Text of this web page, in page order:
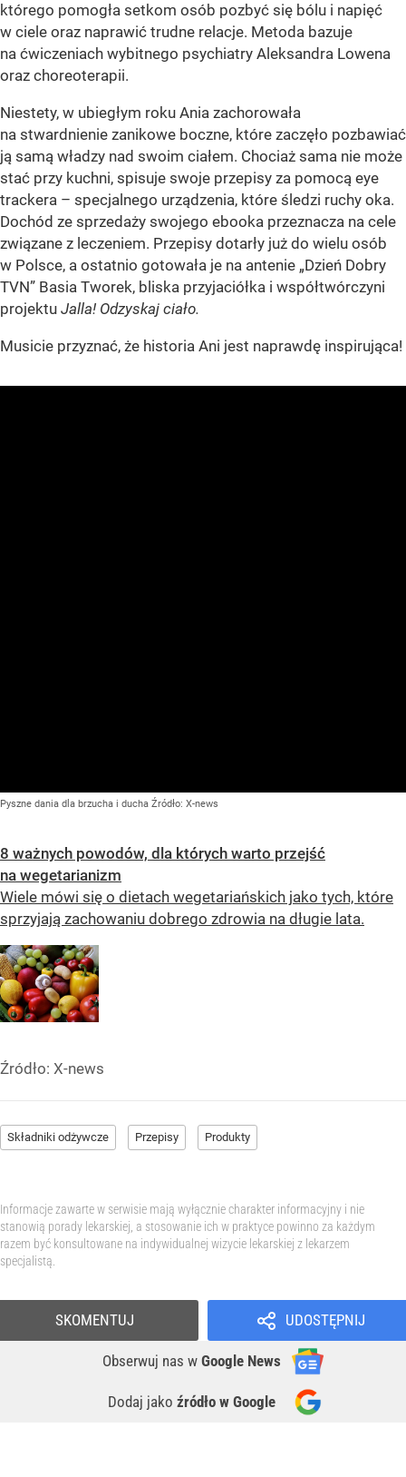
którego pomogła setkom osób pozbyć się bólu i napięć
w ciele oraz naprawić trudne relacje. Metoda bazuje
na ćwiczeniach wybitnego psychiatry Aleksandra Lowena
oraz choreoterapii.
Niestety, w ubiegłym roku Ania zachorowała
na stwardnienie zanikowe boczne, które zaczęło pozbawiać
ją samą władzy nad swoim ciałem. Chociaż sama nie może
stać przy kuchni, spisuje swoje przepisy za pomocą eye
trackera – specjalnego urządzenia, które śledzi ruchy oka.
Dochód ze sprzedaży swojego ebooka przeznacza na cele
związane z leczeniem. Przepisy dotarły już do wielu osób
w Polsce, a ostatnio gotowała je na antenie „Dzień Dobry
TVN” Basia Tworek, bliska przyjaciółka i współtwórczyni
projektu Jalla! Odzyskaj ciało.
Musicie przyznać, że historia Ani jest naprawdę inspirująca!
Pyszne dania dla brzucha i ducha Źródło: X-news
8 ważnych powodów, dla których warto przejść
na wegetarianizm
Wiele mówi się o dietach wegetariańskich jako tych, które
sprzyjają zachowaniu dobrego zdrowia na długie lata.
Źródło: X-news
Składniki odżywcze Przepisy Produkty
Informacje zawarte w serwisie mają wyłącznie charakter informacyjny i nie
stanowią porady lekarskiej, a stosowanie ich w praktyce powinno za każdym
razem być konsultowane na indywidualnej wizycie lekarskiej z lekarzem
specjalistą.
UDOSTĘPNIJ
Obserwuj nas w Google News
Dodaj jako źródło w Google
SKOMENTUJ